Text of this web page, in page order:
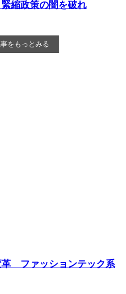
縮政策の闇を破れ
をもっとみる
革 ファッションテック系